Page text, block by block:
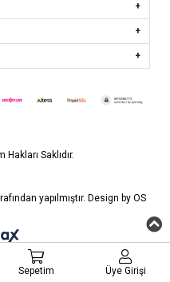
Hakları Saklıdır.
yapılmıştır. Design by OS
Sepetim Üye Girişi